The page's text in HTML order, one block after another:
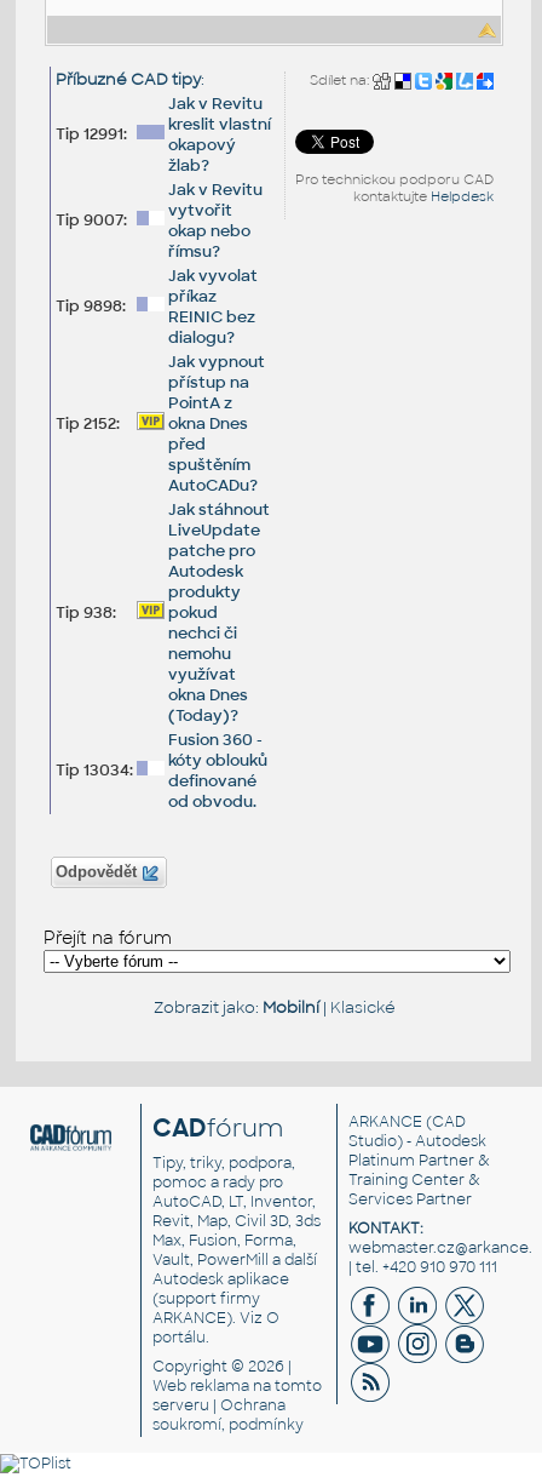
Sdílet na:
Pro technickou podporu CAD
kontaktujte Helpdesk
Příbuzné CAD tipy:
Tip 12991:
Jak v Revitu
kreslit vlastní
okapový
žlab?
Tip 9007:
Jak v Revitu
vytvořit
okap nebo
římsu?
Tip 9898:
Jak vyvolat
příkaz
REINIC bez
dialogu?
Tip 2152:
Jak vypnout
přístup na
PointA z
okna Dnes
před
spuštěním
AutoCADu?
Tip 938:
Jak stáhnout
LiveUpdate
patche pro
Autodesk
produkty
pokud
nechci či
nemohu
využívat
okna Dnes
(Today)?
Tip 13034:
Fusion 360 -
kóty oblouků
definované
od obvodu.
Odpovědět
Přejít na fórum
Zobrazit jako: Mobilní| Klasické
CADfórum
Tipy, triky, podpora,
pomoc a rady pro
AutoCAD, LT, Inventor,
Revit, Map, Civil 3D, 3ds
Max, Fusion, Forma,
Vault, PowerMill a další
Autodesk aplikace
(support firmy
ARKANCE). VizO
portálu.
Copyright © 2026 |
Web reklama na tomto
serveru |Ochrana
soukromí, podmínky
ARKANCE (CAD
Studio) - Autodesk
Platinum Partner &
Training Center &
Services Partner
KONTAKT:
| tel. +420 910 970 111